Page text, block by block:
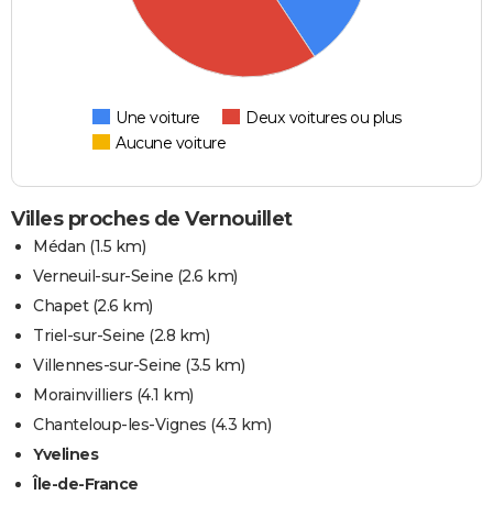
Une voiture
Deux voitures ou plus
Aucune voiture
Villes proches de Vernouillet
Médan (1.5 km)
Verneuil-sur-Seine (2.6 km)
Chapet(2.6 km)
Triel-sur-Seine (2.8 km)
Villennes-sur-Seine (3.5 km)
Morainvilliers (4.1 km)
Chanteloup-les-Vignes (4.3 km)
Yvelines
Île-de-France